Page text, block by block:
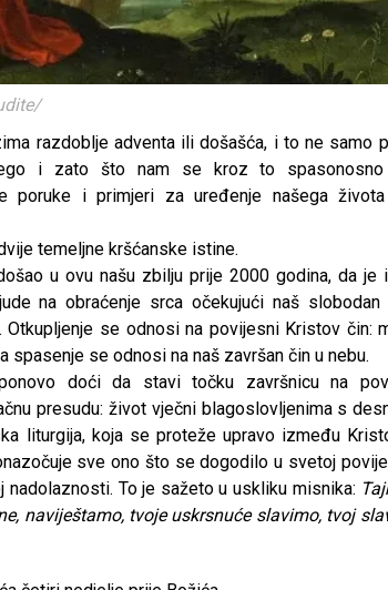
razdoblje adventa ili došašća, i to ne samo
i zato što nam se kroz to
poruke i primjeri za uređenje našega
temeljne kršćanske istine.
u ovu našu zbilju prije 2000 godina, da je
na obraćenje srca očekujući naš slobodan
Otkupljenje se odnosi na povijesni Kristov čin:
spasenje se odnosi na naš završan čin u nebu.
doći da stavi točku završnicu na
presudu: život vječni blagoslovljenima s
liturgija, koja se proteže upravo između
sve ono što se dogodilo u svetoj
To je sažeto u uskliku misnika:
naviještamo, tvoje uskrsnuće slavimo, tvoj